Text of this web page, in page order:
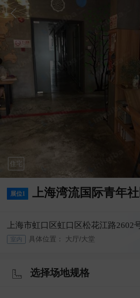
住宅
展位1 上海湾流国际青年社区(复旦大
上海市虹口区虹口区松花江路2602
室内 具体位置： 大厅/大堂
选择场地规格